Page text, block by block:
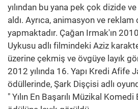
yılından bu yana pek çok dizide
aldı. Ayrıca, animasyon ve reklam
yapmaktadır. Çağan Irmak'ın 2010
Uykusu adlı filmindeki Aziz
üzerine çekmiş ve övgüye layık
2012 yılında 16. Yapı Kredi Afife
ödüllerinde, Şark Dişçisi adlı
" Yılın En Başarılı Müzikal